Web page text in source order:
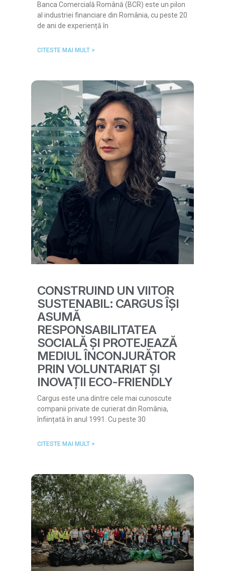
Banca Comercială Română (BCR) este un pilon
al industriei financiare din România, cu peste 20
de ani de experiență în
CITESTE MAI MULT >
CONSTRUIND UN VIITOR
SUSTENABIL: CARGUS ÎȘI
ASUMĂ
RESPONSABILITATEA
SOCIALĂ ȘI PROTEJEAZĂ
MEDIUL ÎNCONJURĂTOR
PRIN VOLUNTARIAT ȘI
INOVAȚII ECO-FRIENDLY
Cargus este una dintre cele mai cunoscute
companii private de curierat din România,
înființată în anul 1991. Cu peste 30
CITESTE MAI MULT >